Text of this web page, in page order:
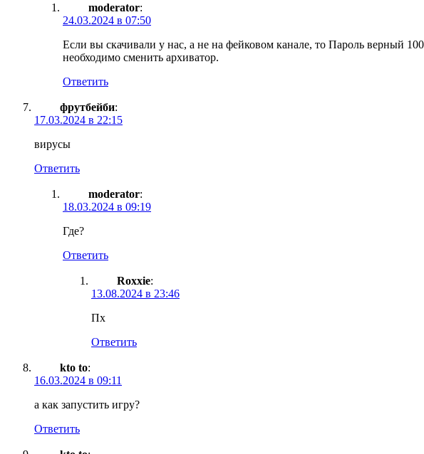
moderator:
24.03.2024 в 07:50
Если вы скачивали у нас, а не на фейковом канале, то Пароль верный
необходимо сменить архиватор.
Ответить
фрутбейби:
17.03.2024 в 22:15
вирусы
Ответить
moderator:
18.03.2024 в 09:19
Где?
Ответить
Roxxie:
13.08.2024 в 23:46
Пх
Ответить
kto to:
16.03.2024 в 09:11
а как запустить игру?
Ответить